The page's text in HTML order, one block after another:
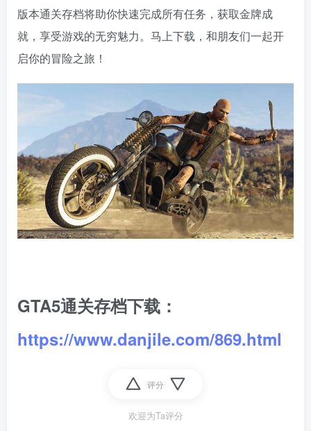
版本通关存档将助你快速完成所有任务，获取金牌成
就，享受游戏的无穷魅力。马上下载，和朋友们一起开
启你的冒险之旅！
GTA5通关存档下载：
https://www.danjile.com/869.html
评分
欢迎为Ta评分